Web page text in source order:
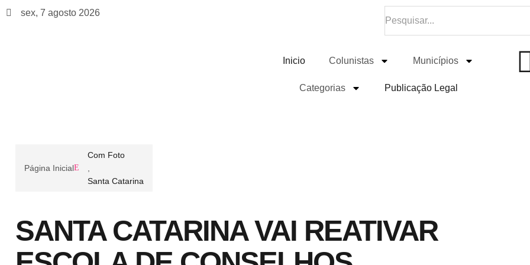
sex, 7 agosto 2026
Inicio Colunistas Municípios
Categorias Publicação Legal
Página Inicial
Com Foto
Santa Catarina
SANTA CATARINA VAI REATIVAR